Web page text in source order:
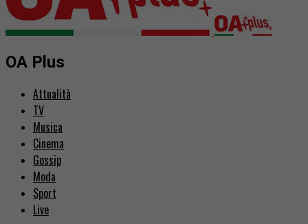
OA Plus
Attualità
TV
Musica
Cinema
Gossip
Moda
Sport
Live